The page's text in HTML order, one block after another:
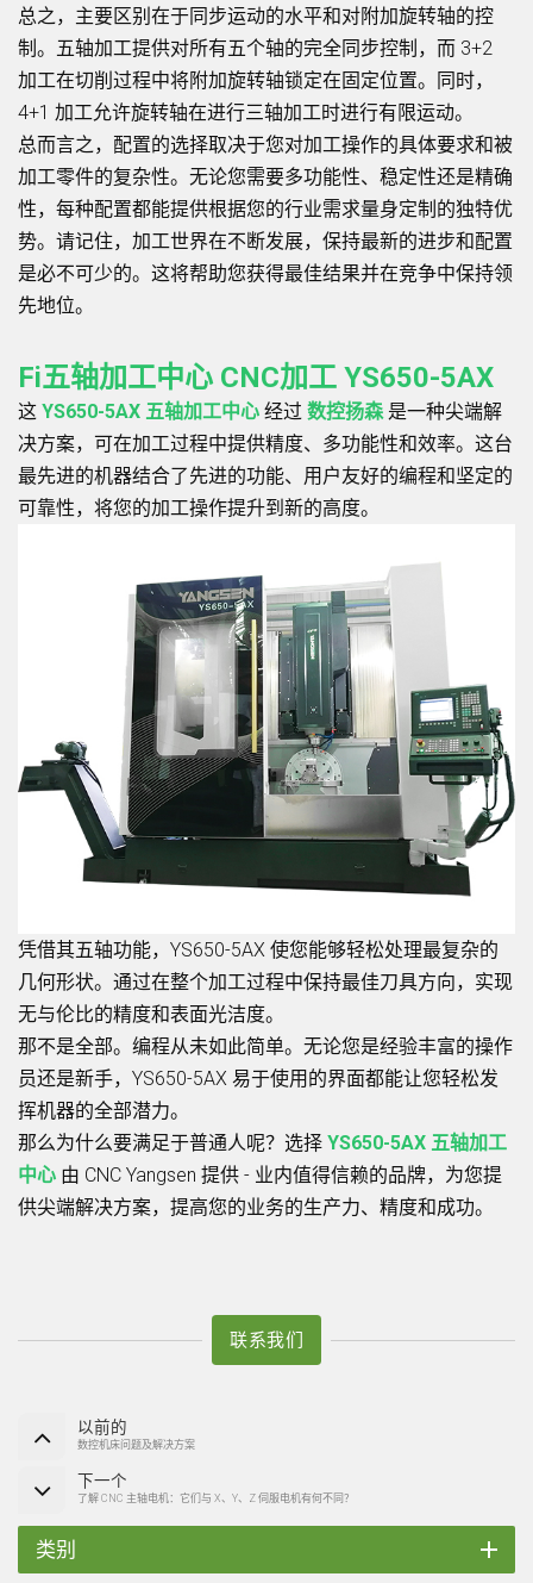
总之，主要区别在于同步运动的水平和对附加旋转轴的控
制。五轴加工提供对所有五个轴的完全同步控制，而 3+2
加工在切削过程中将附加旋转轴锁定在固定位置。同时，
4+1 加工允许旋转轴在进行三轴加工时进行有限运动。
总而言之，配置的选择取决于您对加工操作的具体要求和被
加工零件的复杂性。无论您需要多功能性、稳定性还是精确
性，每种配置都能提供根据您的行业需求量身定制的独特优
势。请记住，加工世界在不断发展，保持最新的进步和配置
是必不可少的。这将帮助您获得最佳结果并在竞争中保持领
先地位。
Fi五轴加工中心 CNC加工 YS650-5AX
这 YS650-5AX 五轴加工中心 经过 数控扬森是一种尖端解
决方案，可在加工过程中提供精度、多功能性和效率。这台
最先进的机器结合了先进的功能、用户友好的编程和坚定的
可靠性，将您的加工操作提升到新的高度。
凭借其五轴功能，YS650-5AX 使您能够轻松处理最复杂的
几何形状。通过在整个加工过程中保持最佳刀具方向，实现
无与伦比的精度和表面光洁度。
那不是全部。编程从未如此简单。无论您是经验丰富的操作
员还是新手，YS650-5AX 易于使用的界面都能让您轻松发
挥机器的全部潜力。
那么为什么要满足于普通人呢？选择 YS650-5AX 五轴加工
中心 由 CNC Yangsen 提供 - 业内值得信赖的品牌，为您提
供尖端解决方案，提高您的业务的生产力、精度和成功。
联系我们
以前的
数控机床问题及解决方案
下一个
了解 CNC 主轴电机：它们与 X、Y、Z 伺服电机有何不同？
类别